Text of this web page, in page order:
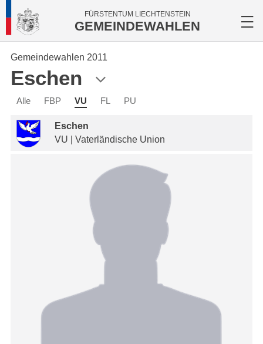
FÜRSTENTUM LIECHTENSTEIN
GEMEINDEWAHLEN
Gemeindewahlen 2011
Eschen
Alle FBP VU FL PU
Eschen
VU | Vaterländische Union